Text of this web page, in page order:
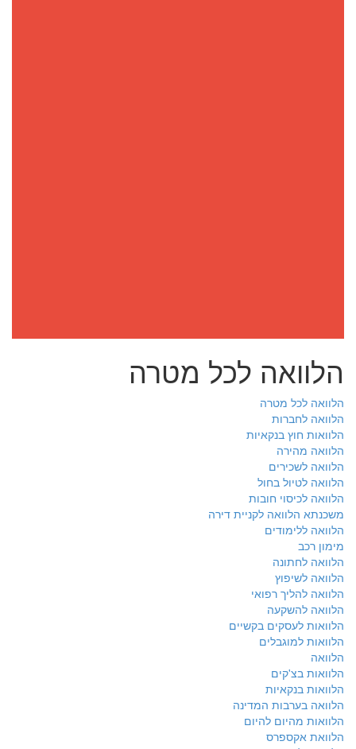
הלוואה לכל מטרה
הלוואה לכל מטרה
הלוואה לחברות
הלוואות חוץ בנקאיות
הלוואה מהירה
הלוואה לשכירים
הלוואה לטיול בחול
הלוואה לכיסוי חובות
משכנתא הלוואה לקניית דירה
הלוואה ללימודים
מימון רכב
הלוואה לחתונה
הלוואה לשיפוץ
הלוואה להליך רפואי
הלוואה להשקעה
הלוואות לעסקים בקשיים
הלוואות למוגבלים
הלוואה
הלוואות בצ'קים
הלוואות בנקאיות
הלוואה בערבות המדינה
הלוואות מהיום להיום
הלוואת אקספרס